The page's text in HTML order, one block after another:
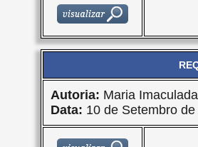
Autoria: Maria
Data: 10 de Setembro de